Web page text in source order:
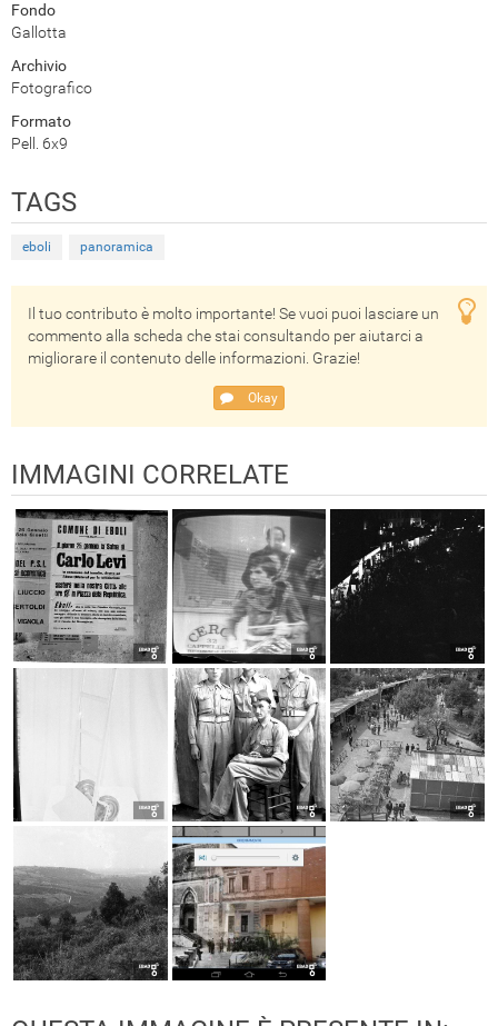
Fondo
Gallotta
Archivio
Fotografico
Formato
Pell. 6x9
TAGS
eboli panoramica
Il tuo contributo è molto importante! Se vuoi puoi lasciare un
commento alla scheda che stai consultando per aiutarci a
migliorare il contenuto delle informazioni. Grazie!
Okay
IMMAGINI CORRELATE